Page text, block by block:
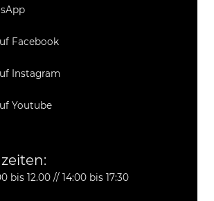
Facebook
Instagram
Youtube
bis 12.00 // 14:00 bis 17:30